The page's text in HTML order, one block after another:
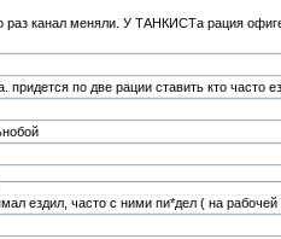
канал меняли. У ТАНКИСТа рация
придется по две рации ставить кто часто
ездил, часто с ними пи*дел ( на